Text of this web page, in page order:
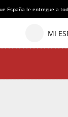
España le entregue a